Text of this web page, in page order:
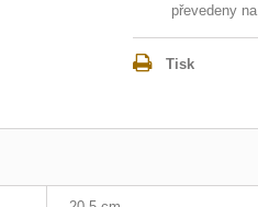
převedeny
Tisk